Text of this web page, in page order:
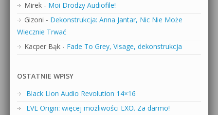
Mirek - Moi Drodzy Audiofile!
Gizoni - Dekonstrukcja: Anna Jantar, Nic Nie Może
Wiecznie Trwać
Kacper Bąk - Fade To Grey, Visage, dekonstrukcja
OSTATNIE WPISY
Black Lion Audio Revolution 14×16
EVE Origin: więcej możliwości EXO. Za darmo!